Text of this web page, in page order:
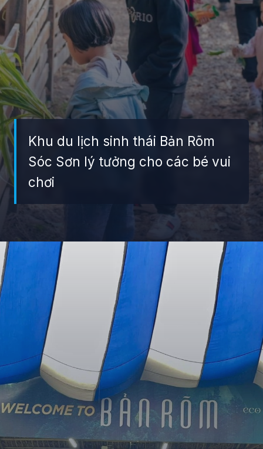
Khu du lịch sinh thái Bản Rõm
Sóc Sơn lý tưởng cho các bé vui
chơi
Đang mở